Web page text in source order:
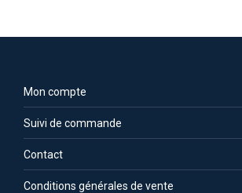
Mon compte
Suivi de commande
Contact
Conditions générales de vente